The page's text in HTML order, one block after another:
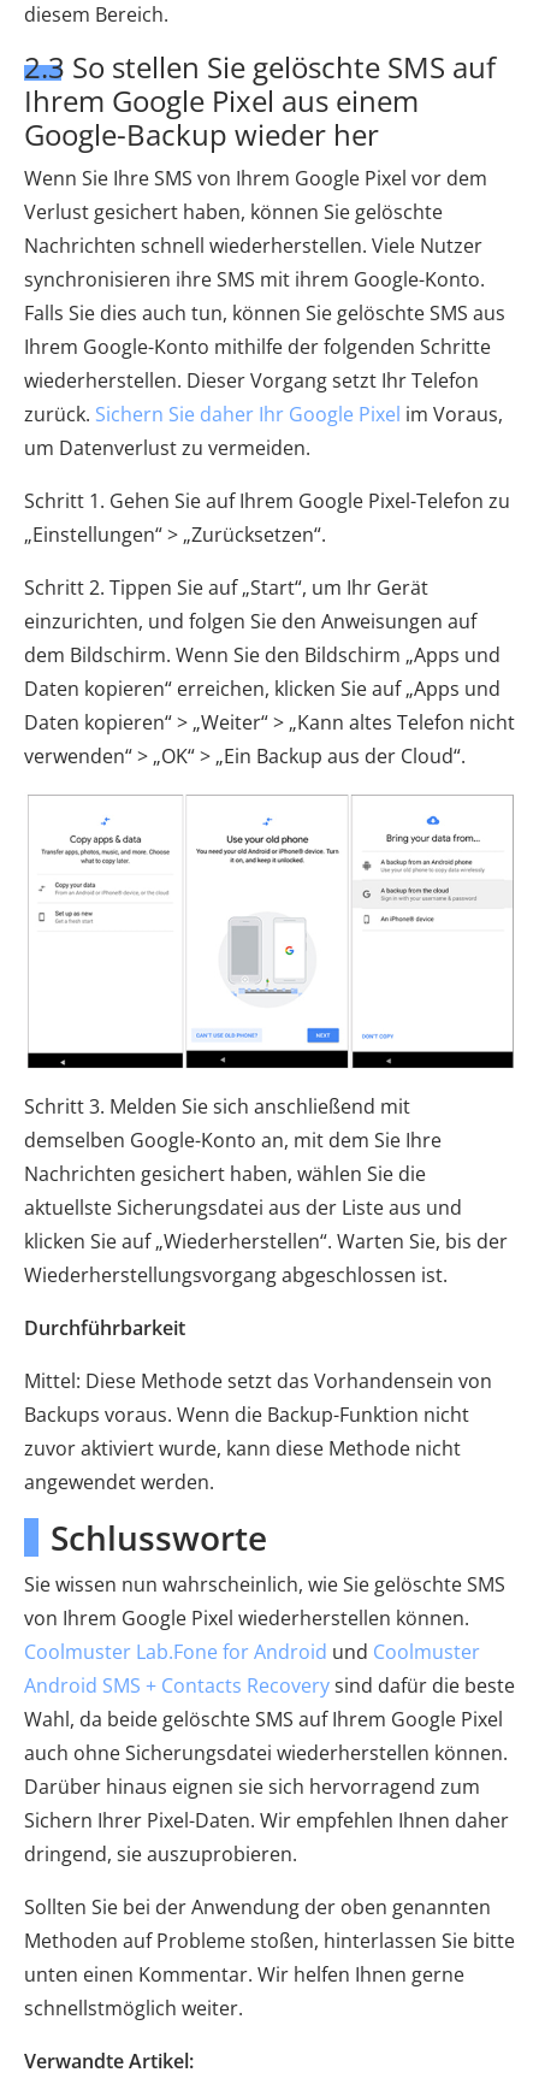
diesem Bereich.
2.3 So stellen Sie gelöschte SMS auf
Ihrem Google Pixel aus einem
Google-Backup wieder her
Wenn Sie Ihre SMS von Ihrem Google Pixel vor dem
Verlust gesichert haben, können Sie gelöschte
Nachrichten schnell wiederherstellen. Viele Nutzer
synchronisieren ihre SMS mit ihrem Google-Konto.
Falls Sie dies auch tun, können Sie gelöschte SMS aus
Ihrem Google-Konto mithilfe der folgenden Schritte
wiederherstellen. Dieser Vorgang setzt Ihr Telefon
zurück. Sichern Sie daher Ihr Google Pixel im Voraus,
um Datenverlust zu vermeiden.
Schritt 1. Gehen Sie auf Ihrem Google Pixel-Telefon zu
„Einstellungen“ > „Zurücksetzen“.
Schritt 2. Tippen Sie auf „Start“, um Ihr Gerät
einzurichten, und folgen Sie den Anweisungen auf
dem Bildschirm. Wenn Sie den Bildschirm „Apps und
Daten kopieren“ erreichen, klicken Sie auf „Apps und
Daten kopieren“ > „Weiter“ > „Kann altes Telefon nicht
verwenden“ > „OK“ > „Ein Backup aus der Cloud“.
Schritt 3. Melden Sie sich anschließend mit
demselben Google-Konto an, mit dem Sie Ihre
Nachrichten gesichert haben, wählen Sie die
aktuellste Sicherungsdatei aus der Liste aus und
klicken Sie auf „Wiederherstellen“. Warten Sie, bis der
Wiederherstellungsvorgang abgeschlossen ist.
Durchführbarkeit
Mittel: Diese Methode setzt das Vorhandensein von
Backups voraus. Wenn die Backup-Funktion nicht
zuvor aktiviert wurde, kann diese Methode nicht
angewendet werden.
Schlussworte
Sie wissen nun wahrscheinlich, wie Sie gelöschte SMS
von Ihrem Google Pixel wiederherstellen können.
Coolmuster Lab.Fone for Android und Coolmuster
Android SMS + Contacts Recoverysind dafür die beste
Wahl, da beide gelöschte SMS auf Ihrem Google Pixel
auch ohne Sicherungsdatei wiederherstellen können.
Darüber hinaus eignen sie sich hervorragend zum
Sichern Ihrer Pixel-Daten. Wir empfehlen Ihnen daher
dringend, sie auszuprobieren.
Sollten Sie bei der Anwendung der oben genannten
Methoden auf Probleme stoßen, hinterlassen Sie bitte
unten einen Kommentar. Wir helfen Ihnen gerne
schnellstmöglich weiter.
Verwandte Artikel: